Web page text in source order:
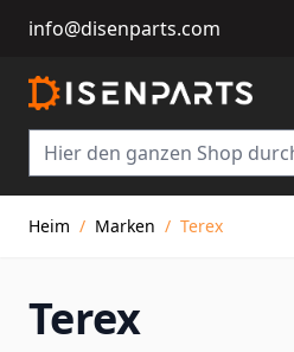
info@disenparts.com
Heim / Marken / Terex
Terex